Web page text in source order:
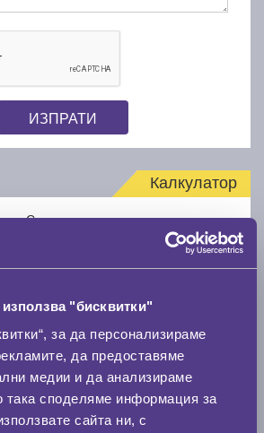
"бисквитки"
за да персонализираме
да предоставяме
медии и да анализираме
споделяме информация за
сайта ни, с
ИЗПРАТИ
Калкулатор
Стар размер